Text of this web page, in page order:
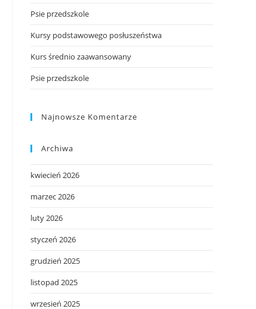
Psie przedszkole
Kursy podstawowego posłuszeństwa
Kurs średnio zaawansowany
Psie przedszkole
Najnowsze Komentarze
Archiwa
kwiecień 2026
marzec 2026
luty 2026
styczeń 2026
grudzień 2025
listopad 2025
wrzesień 2025